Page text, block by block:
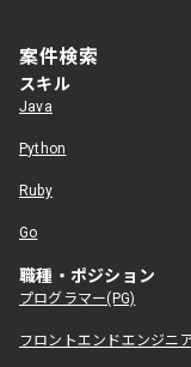
案件検索
スキル
Java
Python
Ruby
Go
職種・ポジション
プログラマー(PG)
フロントエンドエンジニ